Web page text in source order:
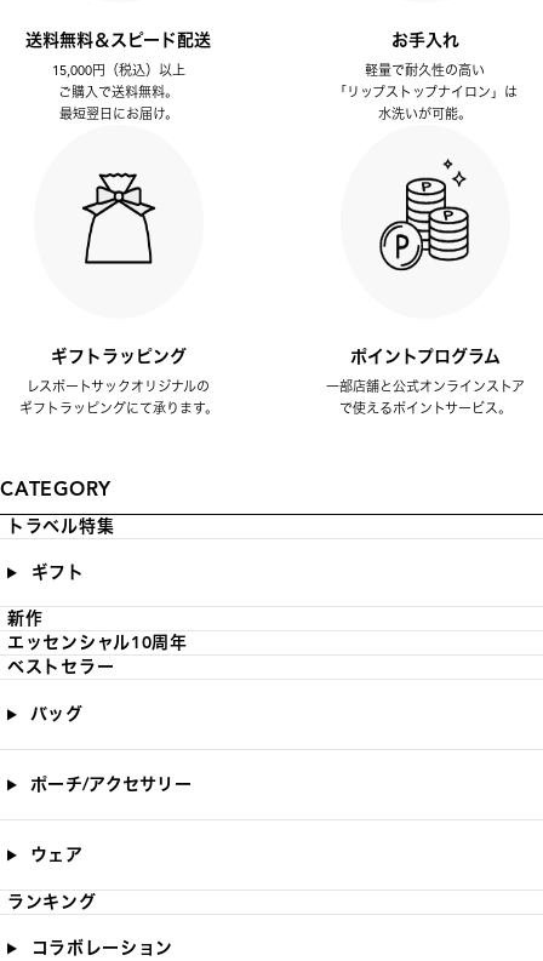
送料無料＆スピード配送
15,000円（税込）以上
ご購入で送料無料。
最短翌日にお届け。
お手入れ
軽量で耐久性の高い
「リップストップナイロン」は
水洗いが可能。
ギフトラッピング
レスポートサックオリジナルの
ギフトラッピングにて承ります。
ポイントプログラム
一部店舗と公式オンラインストア
で使えるポイントサービス。
CATEGORY
トラベル特集
ギフト
新作
エッセンシャル10周年
ベストセラー
バッグ
ポーチ/アクセサリー
ウェア
ランキング
コラボレーション